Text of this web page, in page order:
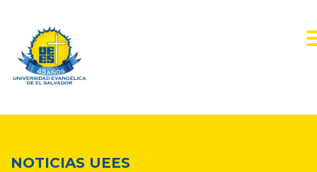
NOTICIAS UEES